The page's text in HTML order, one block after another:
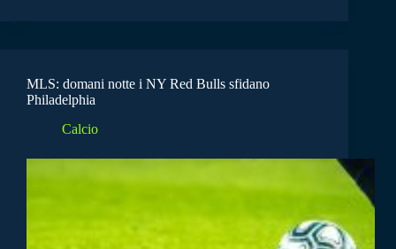
MLS: domani notte i NY Red Bulls sfidano
Philadelphia
Calcio